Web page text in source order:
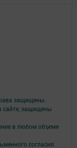
защищены.
защищены
в любом объеме
согласия